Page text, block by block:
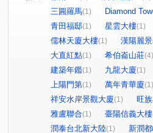
三圓羅馬(1) Diamond
青田福邸(1) 星雲大樓(1)
儒林天廈大樓(1) 漢陽麗
大直紅點(1) 希伯崙山莊(4)
建築年鑑(1) 九龍大廈(1)
上陽門第(1) 萬年青華廈(1)
祥安水岸景觀大廈(1) 旺
雅盧聯合(1) 臺陽信義大樓
潤泰台北新大陸(1) 新潤